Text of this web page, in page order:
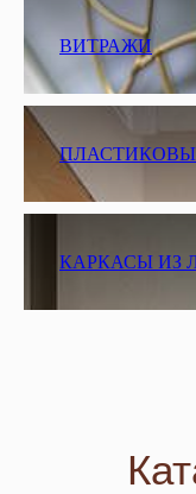
ВИТРАЖИ
КАРКАСЫ ИЗ